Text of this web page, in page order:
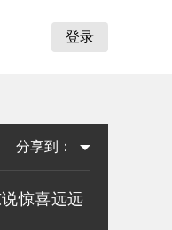
登录
分享到：
惊喜远远